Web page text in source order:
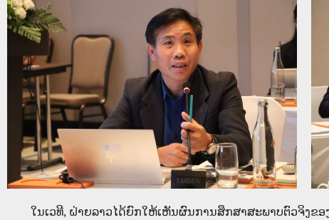
ໃນເວທີ, ຝ່າຍລາວໄດ້ຍົກໃຫ້ເຫັນຜົນການສຶກສາສະພາບຕົວຈິງຂອ